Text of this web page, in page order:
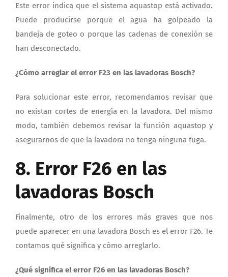
Este error indica que el sistema aquastop está activado.
Puede producirse porque el agua ha golpeado la
bandeja de goteo o porque las cadenas de conexión se
han desconectado.
¿Cómo arreglar el error F23 en las lavadoras Bosch?
Para solucionar este error, recomendamos revisar que
no existan cortes de energía en la lavadora. Del mismo
modo, también debemos revisar la función aquastop y
asegurarnos de que la lavadora no tenga ninguna fuga.
8. Error F26 en las
lavadoras Bosch
Finalmente, otro de los errores más graves que nos
puede aparecer en una lavadora Bosch es el error F26. Te
contamos qué significa y cómo arreglarlo.
¿Qué significa el error F26 en las lavadoras Bosch?